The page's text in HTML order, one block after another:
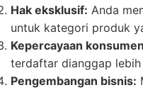
Hak eksklusif: Anda
untuk kategori produk
Kepercayaan
terdaftar dianggap
Pengembangan bisnis: